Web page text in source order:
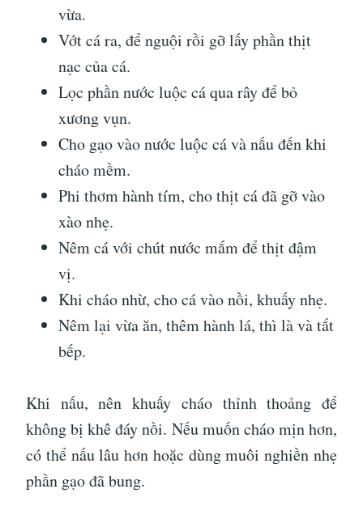
vừa.
Vớt cá ra, để nguội rồi gỡ lấy phần thịt
nạc của cá.
Lọc phần nước luộc cá qua rây để bỏ
xương vụn.
Cho gạo vào nước luộc cá và nấu đến khi
cháo mềm.
Phi thơm hành tím, cho thịt cá đã gỡ vào
xào nhẹ.
Nêm cá với chút nước mắm để thịt đậm
vị.
Khi cháo nhừ, cho cá vào nồi, khuấy nhẹ.
Nêm lại vừa ăn, thêm hành lá, thì là và tắt
bếp.
Khi nấu, nên khuấy cháo thỉnh thoảng để
không bị khê đáy nồi. Nếu muốn cháo mịn hơn,
có thể nấu lâu hơn hoặc dùng muôi nghiền nhẹ
phần gạo đã bung.